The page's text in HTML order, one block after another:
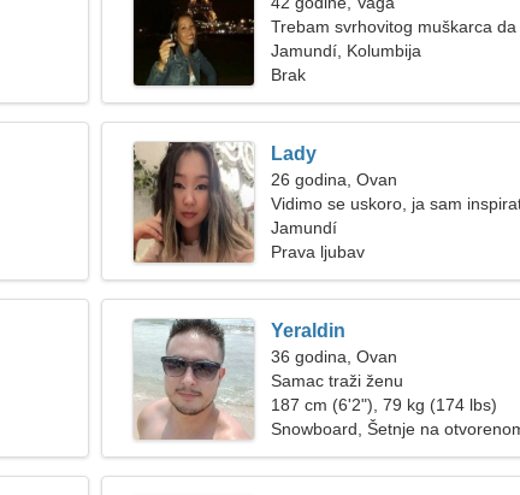
Trebam svrhovitog muškarca
plešemo
Jamundí, Kolumbija
Brak
Lady
26 godina, Ovan
Vidimo se uskoro, ja sam
Jamundí
Prava ljubav
Yeraldin
36 godina, Ovan
Samac traži ženu
187 cm (6'2"), 79 kg (174 lbs)
Snowboard, Šetnje na